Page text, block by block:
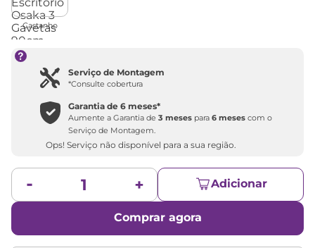
Castanho
Serviço de Montagem
*Consulte cobertura
Garantia de6 meses*
Aumente a Garantia de3 meses para6 meses com o
Serviço de Montagem.
Ops! Serviço não disponível para a sua região.
Adicionar
Comprar agora